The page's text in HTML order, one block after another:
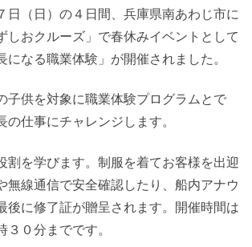
日（日）の４日間、兵庫県南あわじ市に
しおクルーズ」で春休みイベントとして
になる職業体験」が開催されました。
子供を対象に職業体験プログラムとで
の仕事にチャレンジします。
割を学びます。制服を着てお客様を出迎
無線通信で安全確認したり、船内アナウ
後に修了証が贈呈されます。開催時間は
３０分までです。